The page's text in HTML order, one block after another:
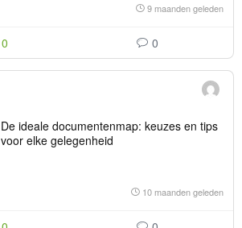
9 maanden geleden
0 0
De ideale documentenmap: keuzes en tips
voor elke gelegenheid
10 maanden geleden